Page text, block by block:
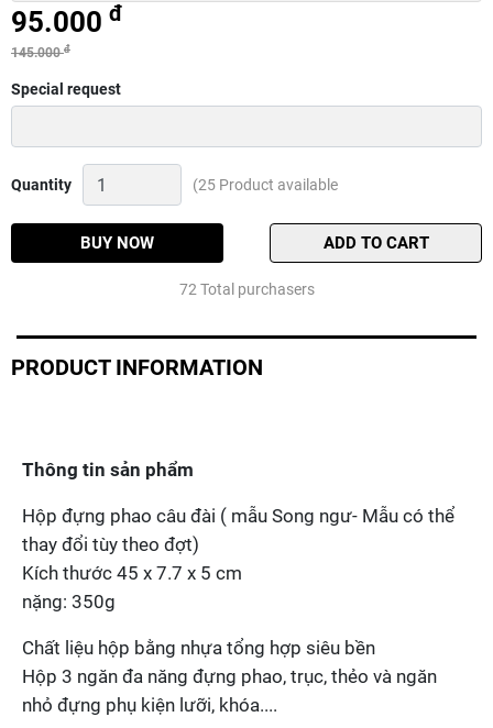
95.000 đ
145.000đ
Special request
Quantity
Hộp
đựng
Quantity
(25 Product available
BUY NOW ADD TO CART
72 Total purchasers
PRODUCT INFORMATION
Thông tin sản phẩm
Hộp đựng phao câu đài ( mẫu Song ngư- Mẫu có thể
thay đổi tùy theo đợt)
Kích thước 45 x 7.7 x 5 cm
nặng: 350g
Chất liệu hộp bằng nhựa tổng hợp siêu bền
Hộp 3 ngăn đa năng đựng phao, trục, thẻo và ngăn
nhỏ đựng phụ kiện lưỡi, khóa....